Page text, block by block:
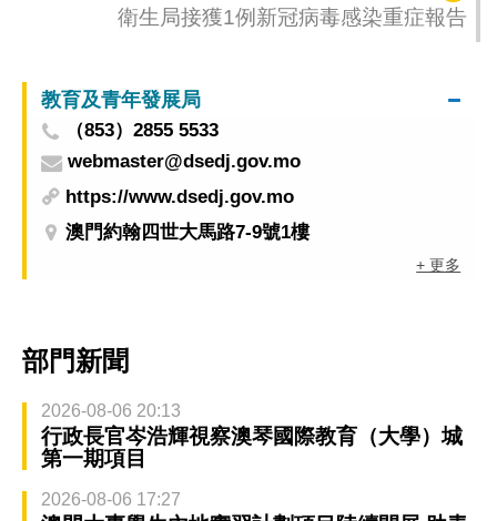
衛生局接獲1例新冠病毒感染重症報告
教育及青年發展局
（853）2855 5533
webmaster@dsedj.gov.mo
https://www.dsedj.gov.mo
澳門約翰四世大馬路7-9號1樓
+ 更多
部門新聞
2026-08-06 20:13
行政長官岑浩輝視察澳琴國際教育（大學）城
第一期項目
2026-08-06 17:27